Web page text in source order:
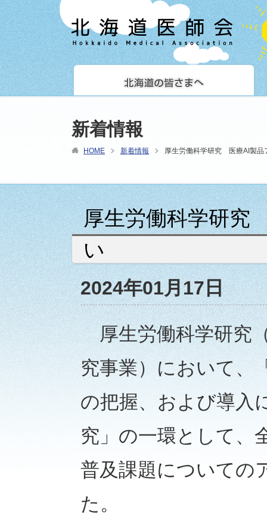
新着情報
HOME 新着情報 厚生労働科学研究 医療AI製
厚生労働科学研
い
2024年01月17日
厚生労働科学研究
究事業）において、
の把握、および導入
究」の一環として、
普及課題についての
た。